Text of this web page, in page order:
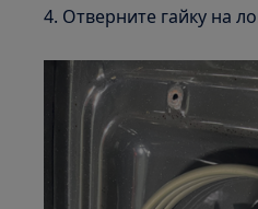
4. Отверните гайку на